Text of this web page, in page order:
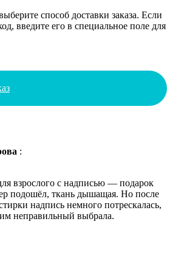
способ доставки заказа. Если
введите его в специальное поле для
:
взрослого с надписью — подарок
подошёл, ткань дышащая. Но после
надпись немного потрескалась,
неправильный выбрала.